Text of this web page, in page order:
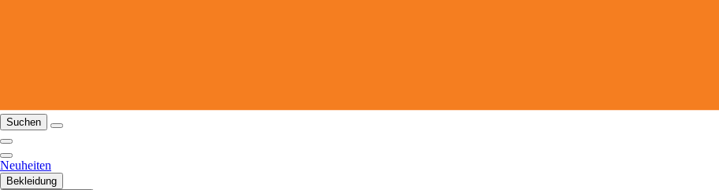
Suchen
Neuheiten
Bekleidung